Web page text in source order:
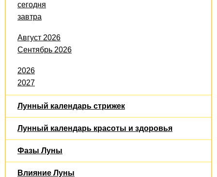
сегодня
завтра
Август 2026
Сентябрь 2026
2026
2027
Лунный календарь стрижек
Лунный календарь красоты и здоровья
Фазы Луны
Влияние Луны